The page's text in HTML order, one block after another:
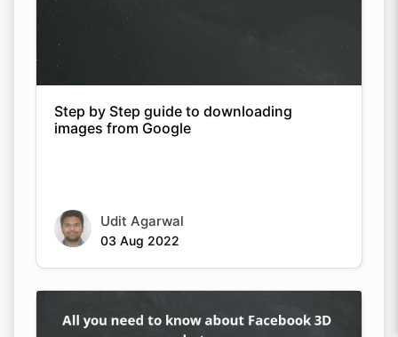
Step by Step guide to downloading
images from Google
Udit Agarwal
03 Aug 2022